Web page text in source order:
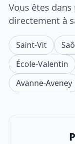
Vous êtes
directement à
Saint-Vit
École-Valentin
Avanne-Aveney